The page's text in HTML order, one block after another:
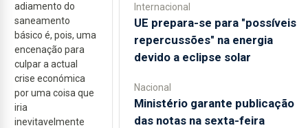
adiamento do
saneamento
básico é, pois, uma
encenação para
culpar a actual
crise económica
por uma coisa que
iria
inevitavelmente
Internacional
UE prepara-se para "possíveis
repercussões" na energia
devido a eclipse solar
Nacional
Ministério garante publicação
das notas na sexta-feira